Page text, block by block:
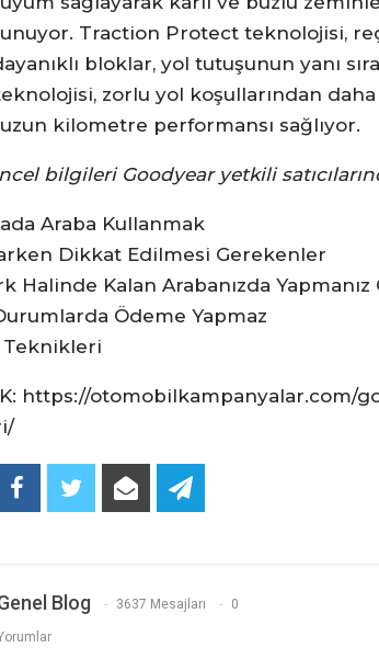
Traction Protect teknolojisi,
bloklar, yol tutuşunun yanı
zorlu yol koşullarından
kilometre performansı sağlıyor.
bilgileri Goodyear yetkili
Araba Kullanmak
Dikkat Edilmesi Gerekenler
Halinde Kalan Arabanızda
Ödeme Yapmaz
Teknikleri
https://otomobilkampanyalar.com/
Blog 3637 Mesajları 0